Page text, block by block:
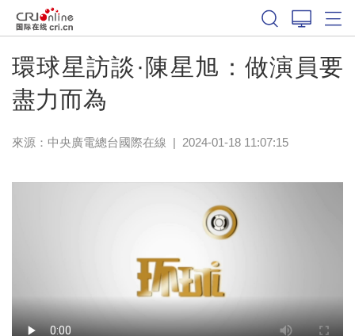
環球星訪談·陳星旭：做演員要
盡力而為
來源：中央廣電總台國際在線 | 2024-01-18 11:07:15